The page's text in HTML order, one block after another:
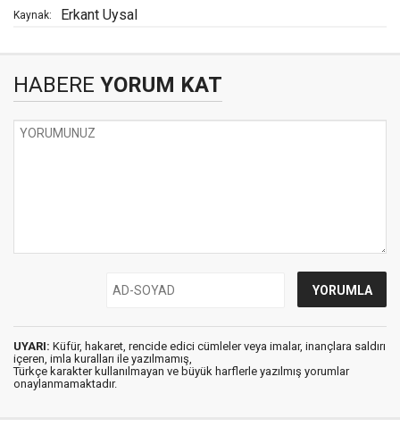
Kaynak: Erkant Uysal
HABERE YORUM KAT
UYARI: Küfür, hakaret, rencide edici cümleler veya imalar, inançlara saldırı
içeren, imla kuralları ile yazılmamış,
Türkçe karakter kullanılmayan ve büyük harflerle yazılmış yorumlar
onaylanmamaktadır.